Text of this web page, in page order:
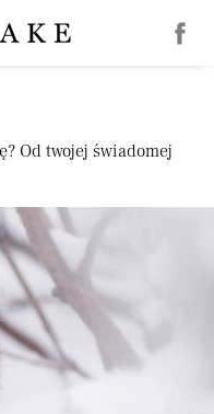
Od twojej świadomej